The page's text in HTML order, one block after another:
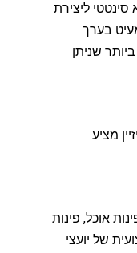
ליצירת
בערך
שניתן
מציע
אוכל, פינות
של יועצי